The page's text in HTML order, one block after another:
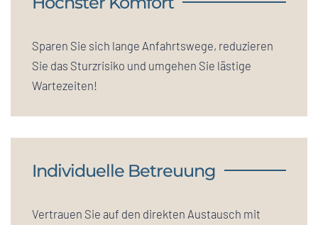
Sparen Sie sich lange Anfahrtswege, reduzieren
Sie das Sturzrisiko und umgehen Sie lästige
Wartezeiten!
Individuelle Betreuung
Vertrauen Sie auf den direkten Austausch mit